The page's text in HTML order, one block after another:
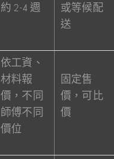
約 2-4 週
或等候配
送
依工資、
材料報
價，不同
師傅不同
價位
固定售
價，可比
價